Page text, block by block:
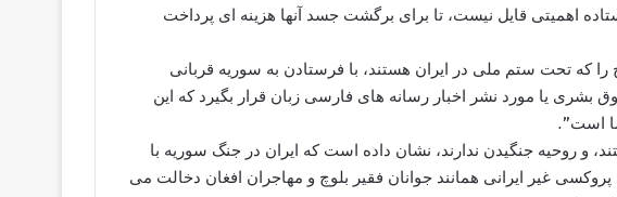
اهمیتی قایل نیست، تا برای برگشت جسد آنها هزینه ای پرداخت
را که تحت ستم ملی در ایران هستند، با فرستادن به سوریه قربانی
بشری یا مورد نشر اخبار رسانه های فارسی زبان قرار بگیرد که اين
است”.
و روحیه جنگیدن ندارند، نشان داده است که ایران در جنگ سوریه با
غیر ایرانی همانند جوانان فقیر بلوچ و مهاجران افغان دخالت می